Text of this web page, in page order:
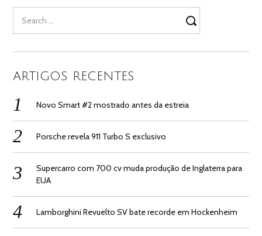
for:
ARTIGOS RECENTES
Novo Smart #2 mostrado antes da estreia
Porsche revela 911 Turbo S exclusivo
Supercarro com 700 cv muda produção de Inglaterra para
EUA
Lamborghini Revuelto SV bate recorde em Hockenheim